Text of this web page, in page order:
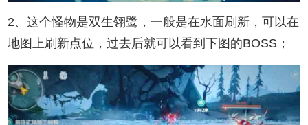
2、这个怪物是双生翎鹭，一般是在水面刷新，可以在
地图上刷新点位，过去后就可以看到下图的BOSS；